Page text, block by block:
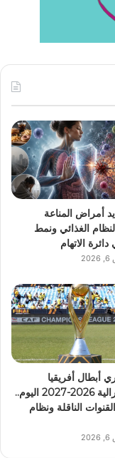
أمراض المناعة
النظام الغذائي ونمط
دائرة الاتهام
أبطال أفريقيا
والكونفدرالية 2026-2027 اليوم..
الناقلة ونظام